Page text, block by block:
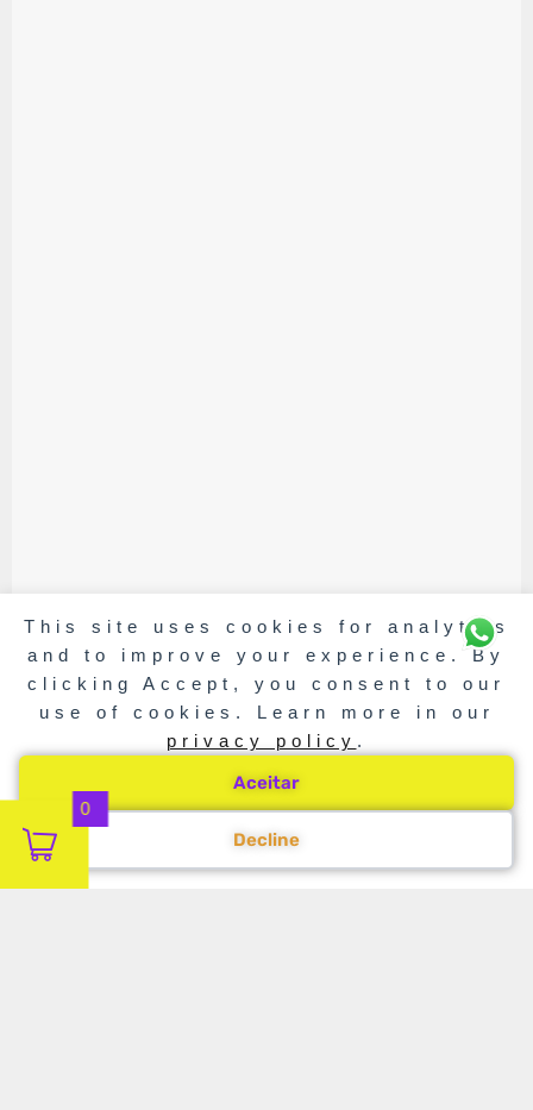
This site uses cookies for analytics
and to improve your experience. By
clicking Accept, you consent to our
use of cookies. Learn more in our
privacy policy .
Aceitar
Decline
0